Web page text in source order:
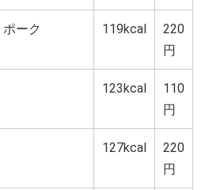
ーク 119kcal
220
円
123kcal
110
円
127kcal
220
円